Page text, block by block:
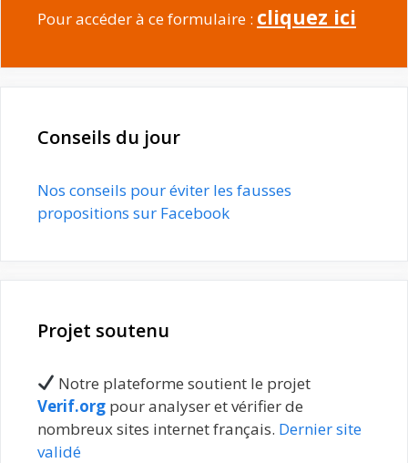
Pour accéder à ce formulaire : cliquez ici
Conseils du jour
Nos conseils pour éviter les fausses
propositions sur Facebook
Projet soutenu
Notre plateforme soutient le projet
Verif.org pour analyser et vérifier de
nombreux sites internet français. Dernier site
validé